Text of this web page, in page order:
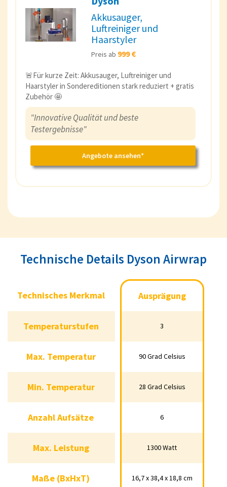
Akkusauger,
Luftreiniger und
Haarstyler
Preis ab 999 €
🚨Für kurze Zeit: Akkusauger, Luftreiniger und
Haarstyler in Sondereditionen stark reduziert + gratis
Zubehör 🤩
"Innovative Qualität und beste
Testergebnisse"
Angebote ansehen*
Technische Details Dyson Airwrap
Technisches Merkmal Ausprägung
Temperaturstufen 3
Max. Temperatur 90 Grad Celsius
Min. Temperatur 28 Grad Celsius
Anzahl Aufsätze 6
Max. Leistung 1300 Watt
Maße (BxHxT) 16,7 x 38,4 x 18,8 cm
Ausprägung
3
90 Grad Celsius
28 Grad Celsius
6
1300 Watt
16,7 x 38,4 x 18,8 cm
Technisches Merkmal
Temperaturstufen
Max. Temperatur
Min. Temperatur
Anzahl Aufsätze
Max. Leistung
Maße (BxHxT)